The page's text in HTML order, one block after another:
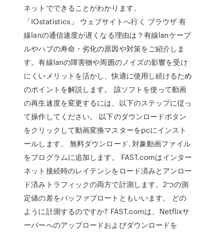
ネットでできることがわかります。
「IOstatistics」 ウェブサイトへ行く ブラウザ 有
線lanの通信速度が遅くなる理由は？有線lanケーブ
ルやハブの寿命・劣化の原因や対策をご紹介しま
す。有線lanの障害物や周囲のノイズの影響を受け
にくいメリットを活かし、快適に使用し続けるため
のポイントを解説します。 該ソフトを使って動画
の再生速度を変更するには、以下のステップに従っ
て操作してください。 以下のダウンロードボタン
をクリックして動画変換マスターをpcにインスト
ールします。 無料ダウンロード. 対象動画ファイル
をプログラムに追加します。 FAST.comはインター
ネット接続時のレイテンシをロード済みとアンロー
ド済みトラフィックの両方で計測します。2つの測
定値の差をバッファブロートともいいます。 どの
ように計測するのですか? FAST.comは、Netflixサ
ーバーへのアップロードおよびダウンロードを